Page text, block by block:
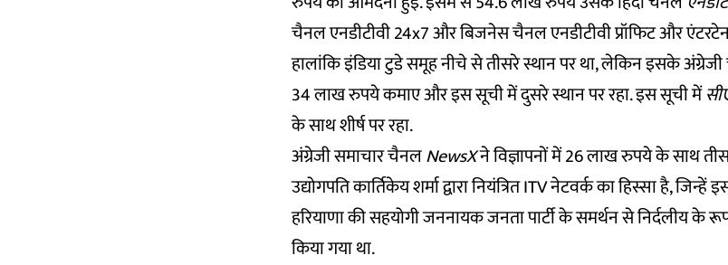
चैनल एनडीटीवी 24x7 और बिजनेस चैनल एनडीटीवी प्रॉफिट और
हालांकि इंडिया टुडे समूह नीचे से तीसरे स्थान पर था, लेकिन इसके
34 लाख रुपये कमाए और इस सूची में दुसरे स्थान पर रहा. इस सूची में
के साथ शीर्ष पर रहा.
अंग्रेजी समाचार चैनलNewsXने विज्ञापनों में 26 लाख रुपये के साथ
उद्योगपति कार्तिकेय शर्मा द्वारा नियंत्रित ITV नेटवर्क का हिस्सा है,
हरियाणा की सहयोगी जननायक जनता पार्टी के समर्थन से निर्दलीय के
किया गया था.